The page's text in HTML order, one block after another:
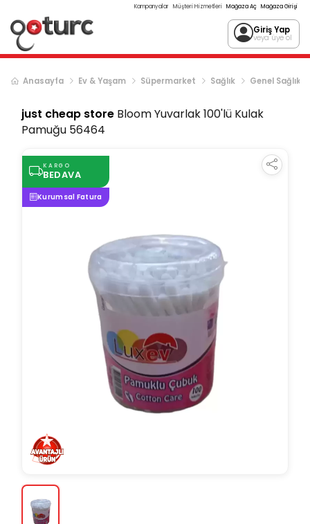
Kampanyalar Müşteri Hizmetleri Mağaza Aç Mağaza Girişi
Giriş Yap
veya üye ol
Anasayfa Ev & Yaşam Süpermarket Sağlık Genel Sağlık
just cheap store Bloom Yuvarlak 100'lü Kulak
Pamuğu 56464
KARGO
BEDAVA
Kurumsal Fatura